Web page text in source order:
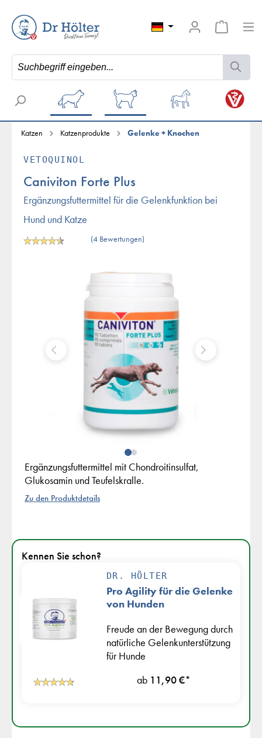
Katzen Katzenprodukte Gelenke + Knochen
VETOQUINOL
Caniviton Forte Plus
Ergänzungsfuttermittel für die Gelenkfunktion bei
Hund und Katze
(4 Bewertungen)
Ergänzungsfuttermittel mit Chondroitinsulfat,
Glukosamin und Teufelskralle.
Zu den Produktdetails
Kennen Sie schon?
DR. HÖLTER
Pro Agility für die Gelenke
von Hunden
Freude an der Bewegung durch
natürliche Gelenkunterstützung
für Hunde
ab 11,90 €*